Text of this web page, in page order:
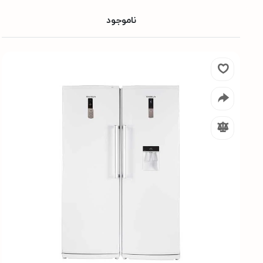
ناموجود